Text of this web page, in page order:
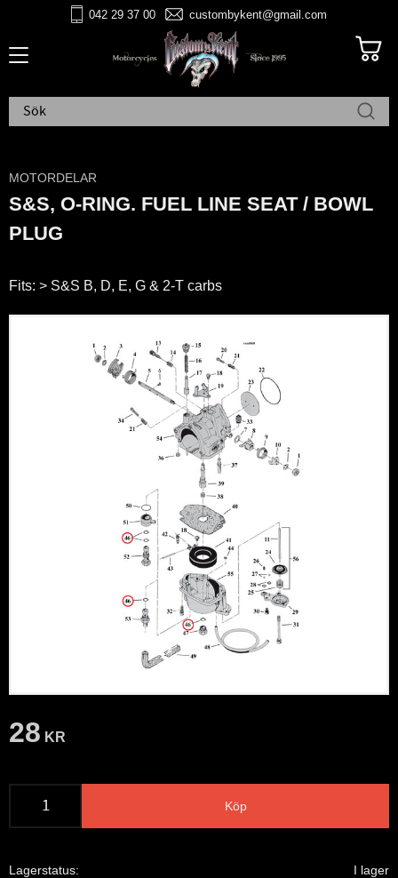
042 29 37 00 custombykent@gmail.com
MOTORDELAR
S&S, O-RING. FUEL LINE SEAT / BOWL
PLUG
Fits: > S&S B, D, E, G & 2-T carbs
28 KR
Köp
Lagerstatus I lager